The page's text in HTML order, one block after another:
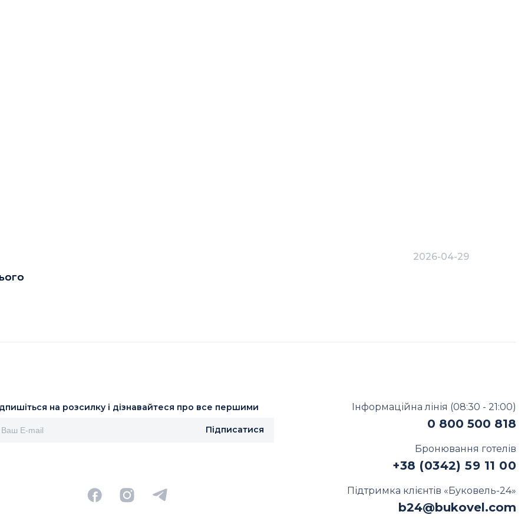
2026-04-29
на розсилку і дізнавайтеся про все першими
Підписатися
Інформаційна лінія (08:30 - 21:00)
0 800 500 818
Бронювання готелів
+38 (0342) 59 11 00
Підтримка клієнтів «Буковель-24»
b24@bukovel.com